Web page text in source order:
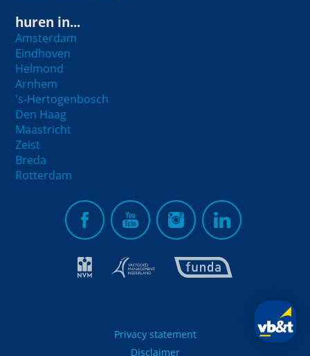
huren in...
Amsterdam
Eindhoven
Helmond
Arnhem
's-Hertogenbosch
Den Haag
Maastricht
Zeist
Breda
Rotterdam
Privacy statement
Disclaimer